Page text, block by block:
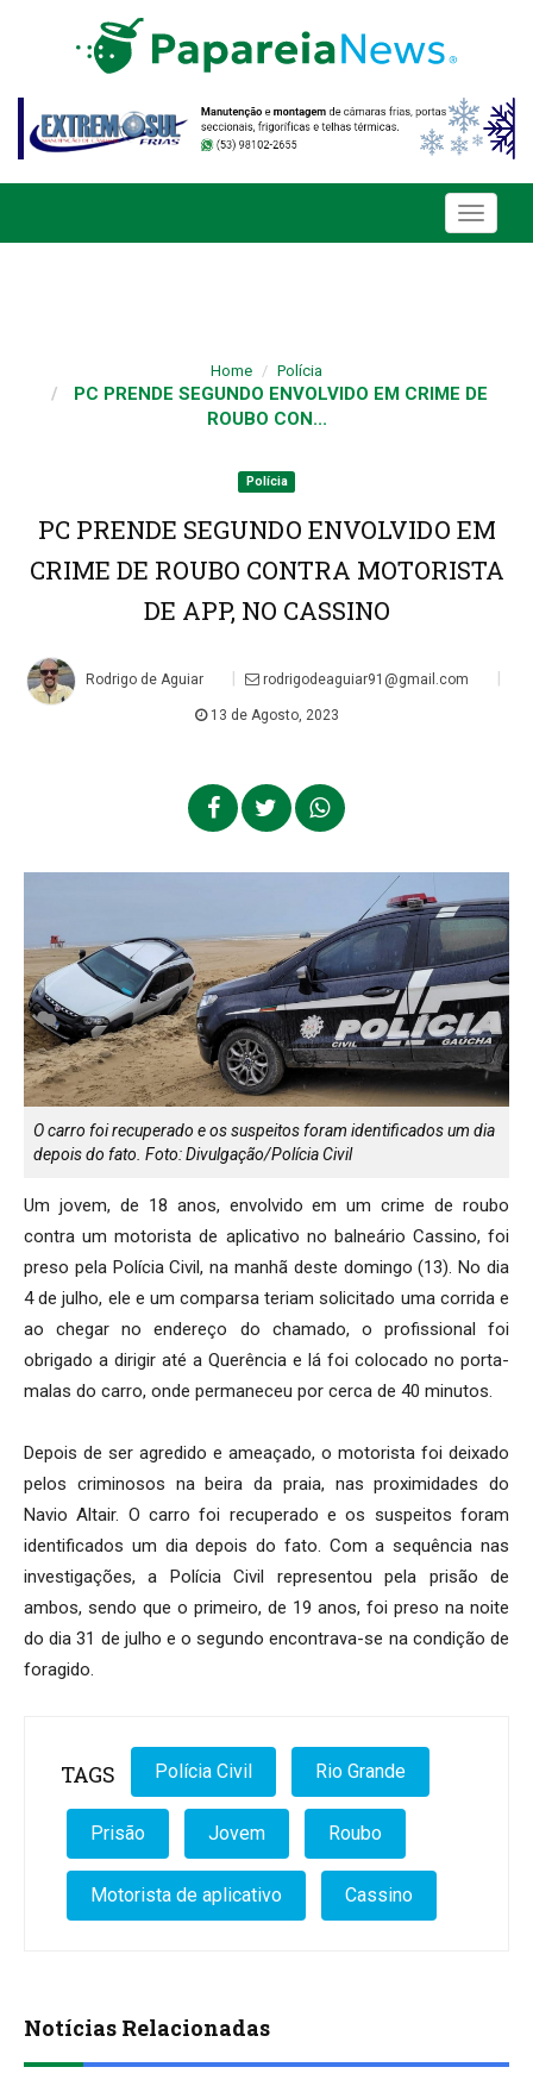
Toggle
Home Polícia
PC PRENDE SEGUNDO ENVOLVIDO EM CRIME DE
ROUBO CON...
Polícia
PC PRENDE SEGUNDO ENVOLVIDO EM
CRIME DE ROUBO CONTRA MOTORISTA
DE APP, NO CASSINO
Rodrigo de Aguiar rodrigodeaguiar91@gmail.com
13 de Agosto, 2023
O carro foi recuperado e os suspeitos foram identificados um dia
depois do fato. Foto: Divulgação/Polícia Civil
Um jovem, de 18 anos, envolvido em um crime de roubo
contra um motorista de aplicativo no balneário Cassino, foi
preso pela Polícia Civil, na manhã deste domingo (13). No dia
4 de julho, ele e um comparsa teriam solicitado uma corrida e
ao chegar no endereço do chamado, o profissional foi
obrigado a dirigir até a Querência e lá foi colocado no porta-
malas do carro, onde permaneceu por cerca de 40 minutos.
Depois de ser agredido e ameaçado, o motorista foi deixado
pelos criminosos na beira da praia, nas proximidades do
Navio Altair. O carro foi recuperado e os suspeitos foram
identificados um dia depois do fato. Com a sequência nas
investigações, a Polícia Civil representou pela prisão de
ambos, sendo que o primeiro, de 19 anos, foi preso na noite
do dia 31 de julho e o segundo encontrava-se na condição de
foragido.
TAGS Polícia Civil Rio Grande
Prisão Jovem Roubo
Motorista de aplicativo Cassino
Notícias Relacionadas